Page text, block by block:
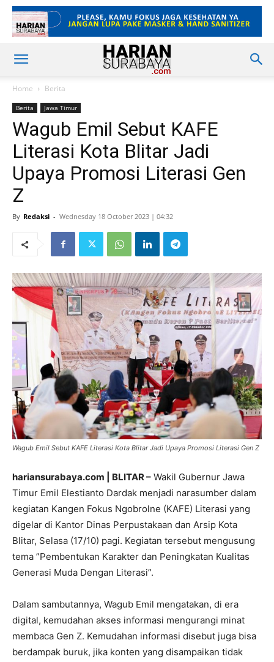
Home Berita
Berita Jawa Timur
Wagub Emil Sebut KAFE
Literasi Kota Blitar Jadi
Upaya Promosi Literasi Gen
Z
By Redaksi - Wednesday 18 October 2023 | 04:32
Wagub Emil Sebut KAFE Literasi Kota Blitar Jadi Upaya Promosi Literasi Gen Z
hariansurabaya.com | BLITAR – Wakil Gubernur Jawa
Timur Emil Elestianto Dardak menjadi narasumber dalam
kegiatan Kangen Fokus Ngobrolne (KAFE) Literasi yang
digelar di Kantor Dinas Perpustakaan dan Arsip Kota
Blitar, Selasa (17/10) pagi. Kegiatan tersebut mengusung
tema ”Pembentukan Karakter dan Peningkatan Kualitas
Generasi Muda Dengan Literasi”.
Dalam sambutannya, Wagub Emil mengatakan, di era
digital, kemudahan akses informasi mengurangi minat
membaca Gen Z. Kemudahan informasi disebut juga bisa
berdampak buruk, jika konten yang disampaikan tidak